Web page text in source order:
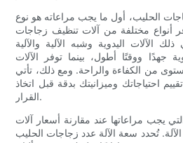
الحليب، أول ما يجب مراعاته هو نوع
أنواع مختلفة من آلات تنظيف زجاجات
الآلات اليدوية وشبه الآلية والآلية
جهدًا ووقتًا أطول، بينما توفر الآلات
من الكفاءة والراحة. ومع ذلك، تأتي
احتياجاتك وميزانيتك بدقة قبل اتخاذ
القرار.
يجب مراعاتها عند مقارنة أسعار آلات
تُحدد سعة الآلة عدد زجاجات الحليب